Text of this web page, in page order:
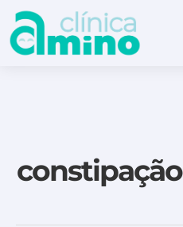
para
constipação